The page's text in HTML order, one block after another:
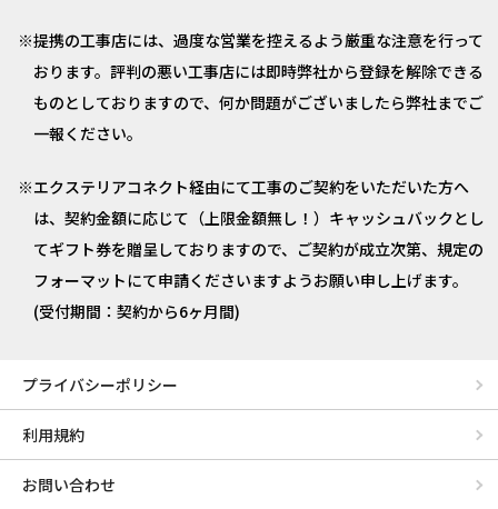
提携の工事店には、過度な営業を控えるよう厳重な注意を行って
おります。評判の悪い工事店には即時弊社から登録を解除できる
ものとしておりますので、何か問題がございましたら弊社までご
一報ください。
エクステリアコネクト経由にて工事のご契約をいただいた方へ
は、契約金額に応じて（上限金額無し！）キャッシュバックとし
てギフト券を贈呈しておりますので、ご契約が成立次第、規定の
フォーマットにて申請くださいますようお願い申し上げます。
(受付期間：契約から6ヶ月間)
プライバシーポリシー
利用規約
お問い合わせ